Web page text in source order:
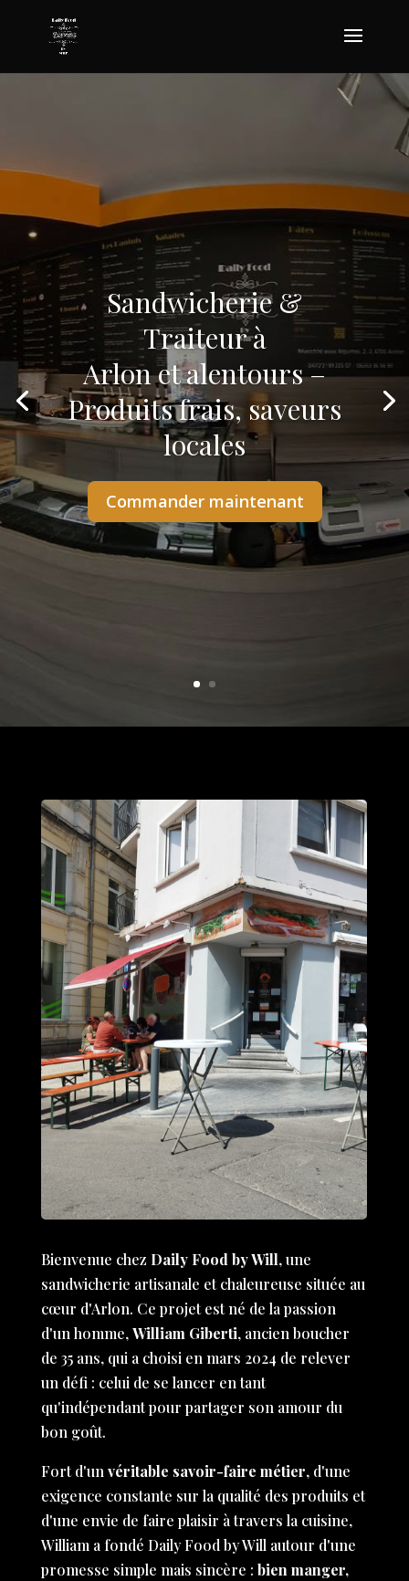
Sandwicherie &
Traiteur à
Arlon et alentours –
Produits frais, saveurs
locales
Commander maintenant
Bienvenue chez Daily Food by Will, une
sandwicherie artisanale et chaleureuse située au
cœur d'Arlon. Ce projet est né de la passion
d'un homme,William Giberti, ancien boucher
de 35 ans, qui a choisi en mars 2024 de relever
un défi : celui de se lancer en tant
qu'indépendant pour partager son amour du
bon goût.
Fort d'unvéritable savoir-faire métier, d'une
exigence constante sur la qualité des produits et
d'une envie de faire plaisir à travers la cuisine,
William a fondé Daily Food by Will autour d'une
promesse simple mais sincère : bien manger,